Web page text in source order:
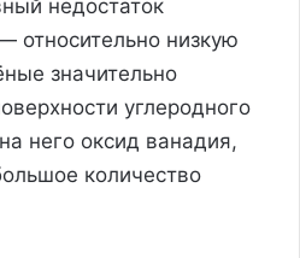
недостаток
относительно низкую
значительно
углеродного
него оксид ванадия,
количество